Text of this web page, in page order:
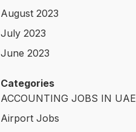
August 2023
July 2023
June 2023
Categories
ACCOUNTING JOBS IN UAE
Airport Jobs